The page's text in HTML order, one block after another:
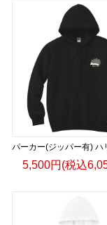
パーカー(ジッパー有) ハ
5,500円(税込